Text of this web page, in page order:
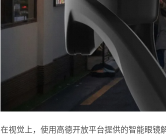
在视觉上，使用高德开放平台提供的智能眼